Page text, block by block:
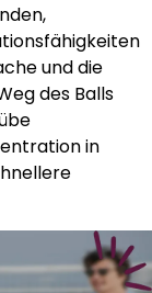
und die
des Balls
in